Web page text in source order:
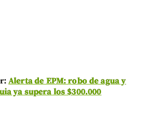
Alerta de EPM: robo de agua y
ya supera los $300.000